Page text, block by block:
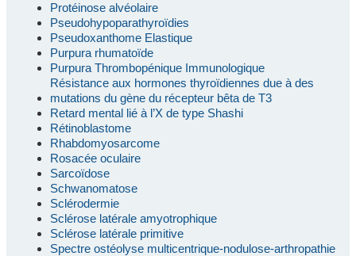
Protéinose alvéolaire
Pseudohypoparathyroïdies
Pseudoxanthome Elastique
Purpura rhumatoïde
Purpura Thrombopénique Immunologique
Résistance aux hormones thyroïdiennes due à des
mutations du gène du récepteur bêta de T3
Retard mental lié à l’X de type Shashi
Rétinoblastome
Rhabdomyosarcome
Rosacée oculaire
Sarcoïdose
Schwanomatose
Sclérodermie
Sclérose latérale amyotrophique
Sclérose latérale primitive
Spectre ostéolyse multicentrique-nodulose-arthropathie